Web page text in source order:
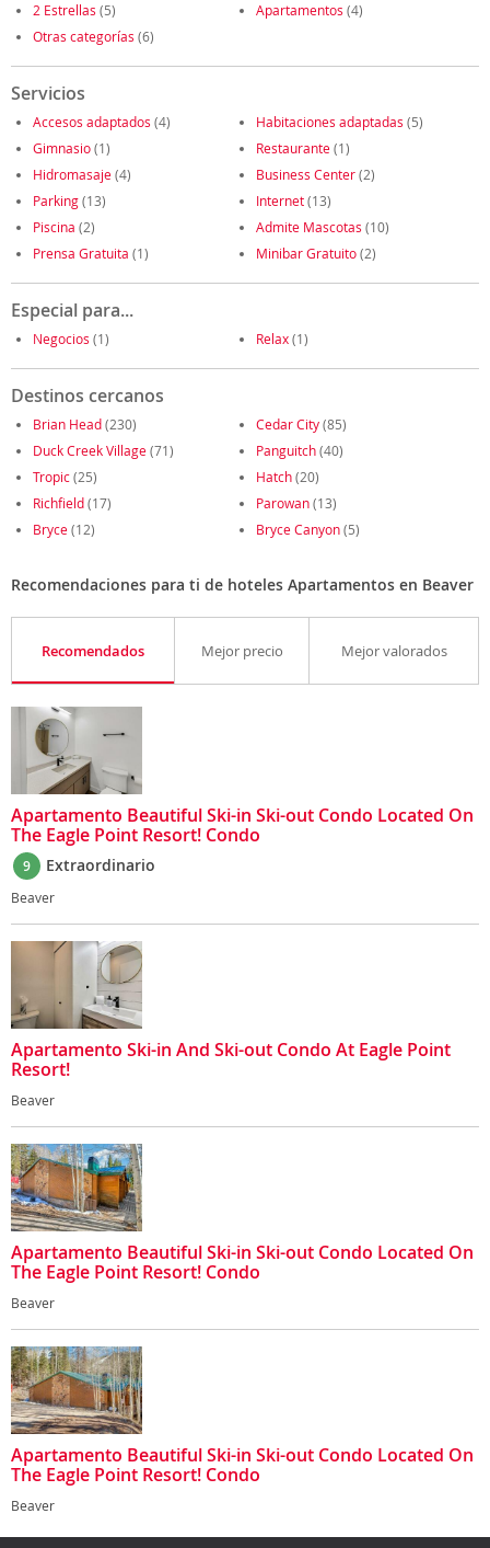
2 Estrellas (5) Apartamentos (4)
Otras categorías (6)
Servicios
Accesos adaptados (4) Habitaciones adaptadas (5)
Gimnasio(1) Restaurante(1)
Hidromasaje(4) Business Center(2)
Parking(13) Internet(13)
Piscina (2) Admite Mascotas (10)
Prensa Gratuita (1) Minibar Gratuito(2)
Especial para...
Negocios (1) Relax(1)
Destinos cercanos
Brian Head(230) Cedar City(85)
Duck Creek Village(71) Panguitch(40)
Tropic(25) Hatch(20)
Richfield(17) Parowan(13)
Bryce(12) Bryce Canyon(5)
Recomendaciones para ti de hoteles Apartamentos en Beaver
Recomendados Mejor precio Mejor valorados
Apartamento Beautiful Ski-in Ski-out Condo Located On
The Eagle Point Resort! Condo
9 Extraordinario
Beaver
Apartamento Ski-in And Ski-out Condo At Eagle Point
Resort!
Beaver
Apartamento Beautiful Ski-in Ski-out Condo Located On
The Eagle Point Resort! Condo
Beaver
Apartamento Beautiful Ski-in Ski-out Condo Located On
The Eagle Point Resort! Condo
Beaver